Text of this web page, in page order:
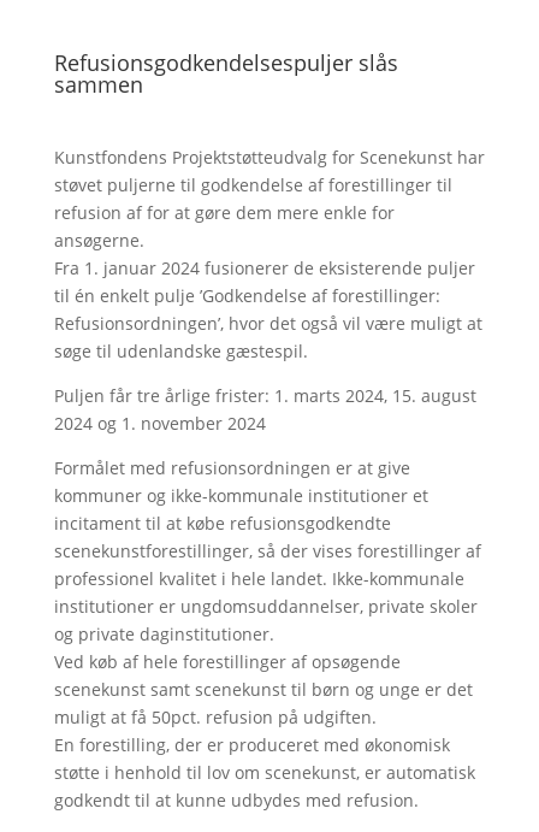
Refusionsgodkendelsespuljer slås
sammen
Kunstfondens Projektstøtteudvalg for Scenekunst har
støvet puljerne til godkendelse af forestillinger til
refusion af for at gøre dem mere enkle for
ansøgerne.
Fra 1. januar 2024 fusionerer de eksisterende puljer
til én enkelt pulje ’Godkendelse af forestillinger:
Refusionsordningen’, hvor det også vil være muligt at
søge til udenlandske gæstespil.
Puljen får tre årlige frister: 1. marts 2024, 15. august
2024 og 1. november 2024
Formålet med refusionsordningen er at give
kommuner og ikke-kommunale institutioner et
incitament til at købe refusionsgodkendte
scenekunstforestillinger, så der vises forestillinger af
professionel kvalitet i hele landet. Ikke-kommunale
institutioner er ungdomsuddannelser, private skoler
og private daginstitutioner.
Ved køb af hele forestillinger af opsøgende
scenekunst samt scenekunst til børn og unge er det
muligt at få 50pct. refusion på udgiften.
En forestilling, der er produceret med økonomisk
støtte i henhold til lov om scenekunst, er automatisk
godkendt til at kunne udbydes med refusion.